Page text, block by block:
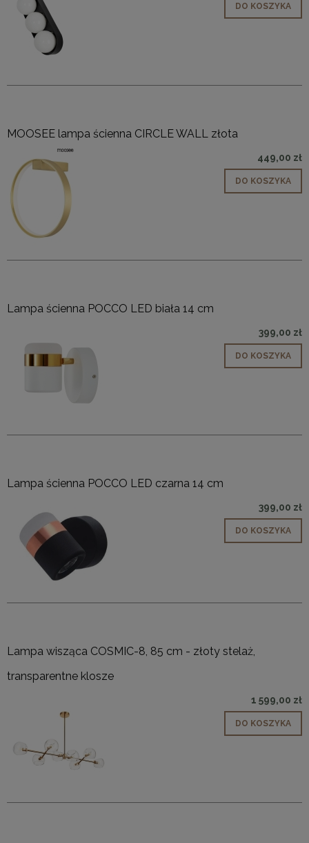
DO KOSZYKA
MOOSEE lampa ścienna CIRCLE WALL złota
449,00 zł
DO KOSZYKA
Lampa ścienna POCCO LED biała 14 cm
399,00 zł
DO KOSZYKA
Lampa ścienna POCCO LED czarna 14 cm
399,00 zł
DO KOSZYKA
Lampa wisząca COSMIC-8, 85 cm - złoty stelaż,
transparentne klosze
1 599,00 zł
DO KOSZYKA